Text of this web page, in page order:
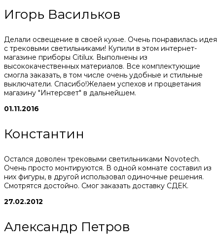
Игорь Васильков
Делали освещение в своей кухне. Очень понравилась идея
с трековыми светильниками! Купили в этом интернет-
магазине приборы Citilux. Выполнены из
высококачественных материалов. Все комплектующие
смогла заказать, в том числе очень удобные и стильные
выключатели. Спасибо!Желаем успехов и процветания
магазину "Интерсвет" в дальнейшем.
01.11.2016
Константин
Остался доволен трековыми светильниками Novotech.
Очень просто монтируются. В одной комнате составил из
них фигуры, в другой использовал одиночные решения.
Смотрятся достойно. Смог заказать доставку СДЕК.
27.02.2012
Александр Петров